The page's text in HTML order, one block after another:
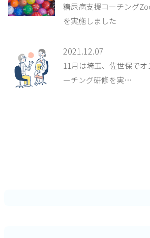
糖尿病支援コーチング
を実施しました
2021.12.07
11月は埼玉、佐世保で
ーチング研修を実…